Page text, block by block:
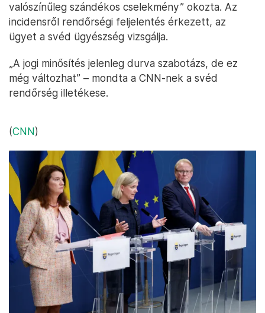
valószínűleg szándékos cselekmény” okozta. Az
incidensről rendőrségi feljelentés érkezett, az
ügyet a svéd ügyészség vizsgálja.
„A jogi minősítés jelenleg durva szabotázs, de ez
még változhat” – mondta a CNN-nek a svéd
rendőrség illetékese.
(CNN)